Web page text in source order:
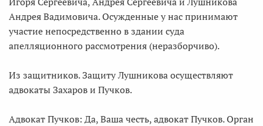
Андрея Вадимовича. Осужденные у нас принимают
участие непосредственно в здании суда
апелляционного рассмотрения (неразборчиво).
Из защитников. Защиту Лушникова осуществляют
адвокаты Захаров и Пучков.
Адвокат Пучков: Да, Ваша честь, адвокат Пучков. Орган